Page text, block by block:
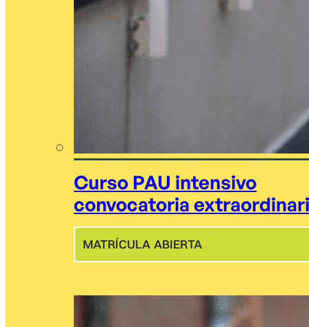
Curso PAU intensivo
convocatoria
MATRÍCULA ABIERTA